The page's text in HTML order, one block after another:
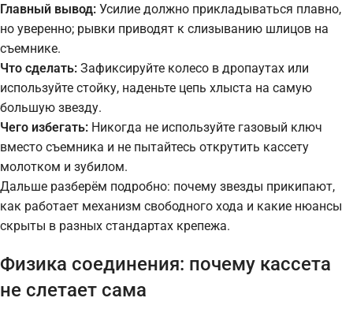
Главный вывод: Усилие должно прикладываться плавно,
но уверенно; рывки приводят к слизыванию шлицов на
съемнике.
Что сделать: Зафиксируйте колесо в дропаутах или
используйте стойку, наденьте цепь хлыста на самую
большую звезду.
Чего избегать: Никогда не используйте газовый ключ
вместо съемника и не пытайтесь открутить кассету
молотком и зубилом.
Дальше разберём подробно: почему звезды прикипают,
как работает механизм свободного хода и какие нюансы
скрыты в разных стандартах крепежа.
Физика соединения: почему кассета
не слетает сама